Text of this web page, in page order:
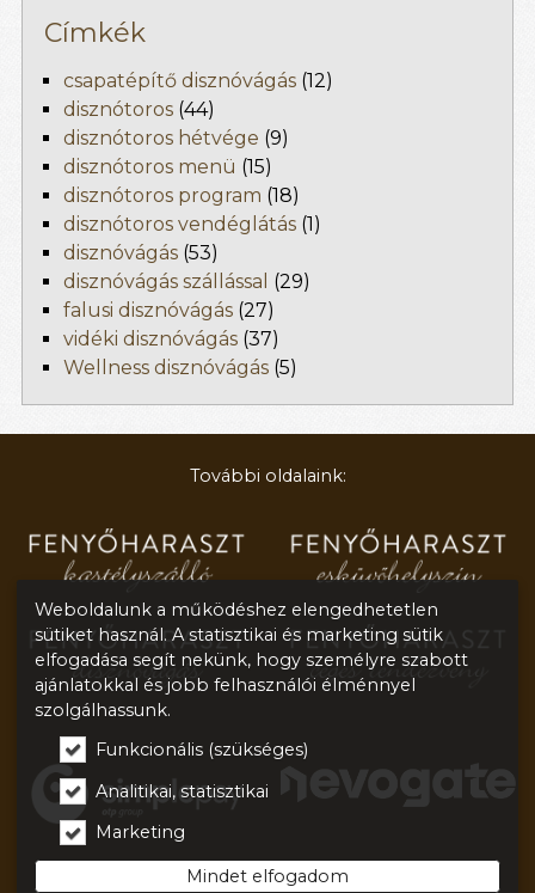
Címkék
csapatépítő disznóvágás (12)
disznótoros (44)
disznótoros hétvége (9)
disznótoros menü (15)
disznótoros program (18)
disznótoros vendéglátás (1)
disznóvágás (53)
disznóvágás szállással (29)
falusi disznóvágás (27)
vidéki disznóvágás (37)
Wellness disznóvágás (5)
További oldalaink:
Weboldalunk a működéshez elengedhetetlen
sütiket használ. A statisztikai és marketing sütik
elfogadása segít nekünk, hogy személyre szabott
ajánlatokkal és jobb felhasználói élménnyel
szolgálhassunk.
Funkcionális (szükséges)
Analitikai, statisztikai
Marketing
Mindet elfogadom